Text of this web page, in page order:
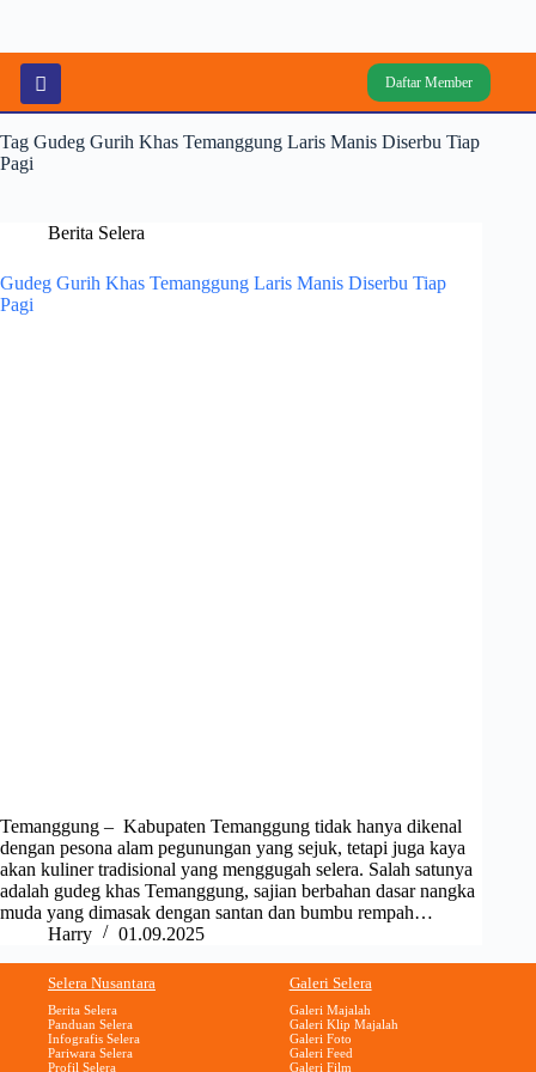
Daftar Member
Tag Gudeg Gurih Khas Temanggung Laris Manis Diserbu Tiap
Pagi
Berita Selera
Gudeg Gurih Khas Temanggung Laris Manis Diserbu Tiap
Pagi
Temanggung – Kabupaten Temanggung tidak hanya dikenal
dengan pesona alam pegunungan yang sejuk, tetapi juga kaya
akan kuliner tradisional yang menggugah selera. Salah satunya
adalah gudeg khas Temanggung, sajian berbahan dasar nangka
muda yang dimasak dengan santan dan bumbu rempah…
Harry
01.09.2025
Selera Nusantara
Berita Selera
Panduan Selera
Infografis Selera
Pariwara Selera
Profil Selera
Galeri Selera
Galeri Majalah
Galeri Klip Majalah
Galeri Foto
Galeri Feed
Galeri Film